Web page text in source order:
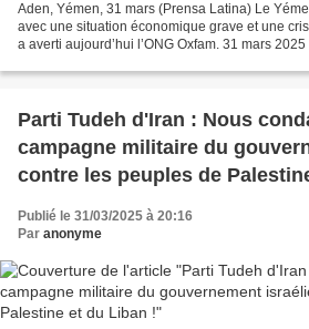
Aden, Yémen, 31 mars (Prensa Latina) Le
avec une situation économique grave et une
a averti aujourd’hui l’ONG Oxfam. 31 mars
Parti Tudeh d'Iran : Nous
campagne militaire du
contre les peuples de
Publié le 31/03/2025 à 20:16
Par anonyme